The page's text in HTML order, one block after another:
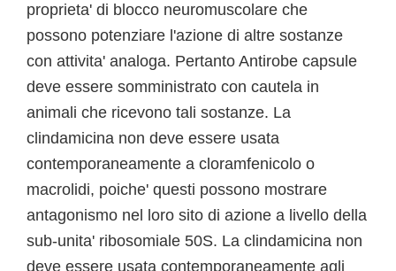
proprieta' di blocco neuromuscolare che
possono potenziare l'azione di altre sostanze
con attivita' analoga. Pertanto Antirobe capsule
deve essere somministrato con cautela in
animali che ricevono tali sostanze. La
clindamicina non deve essere usata
contemporaneamente a cloramfenicolo o
macrolidi, poiche' questi possono mostrare
antagonismo nel loro sito di azione a livello della
sub-unita' ribosomiale 50S. La clindamicina non
deve essere usata contemporaneamente agli